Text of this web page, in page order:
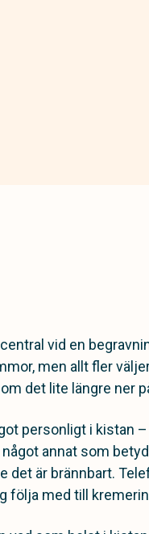
vid en
men allt fler
det lite längre ner
personligt i kistan
annat som
det är brännbart.
följa med till